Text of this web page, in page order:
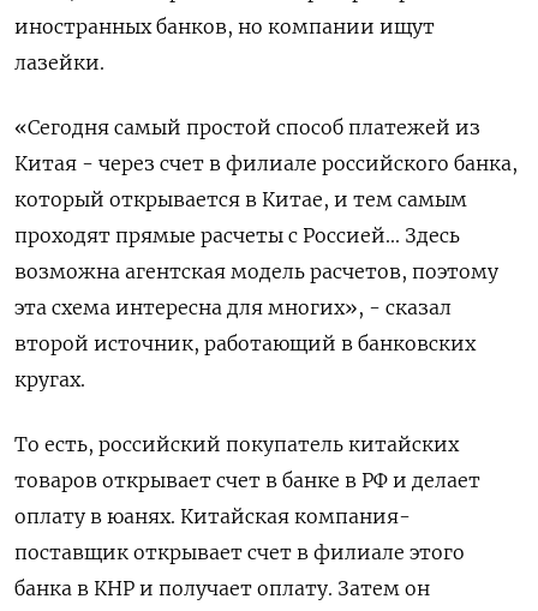
иностранных банков, но компании ищут
лазейки.
«Сегодня самый простой способ платежей из
Китая - через счет в филиале российского банка,
который открывается в Китае, и тем самым
проходят прямые расчеты с Россией... Здесь
возможна агентская модель расчетов, поэтому
эта схема интересна для многих», - сказал
второй источник, работающий в банковских
кругах.
То есть, российский покупатель китайских
товаров открывает счет в банке в РФ и делает
оплату в юанях. Китайская компания-
поставщик открывает счет в филиале этого
банка в КНР и получает оплату. Затем он